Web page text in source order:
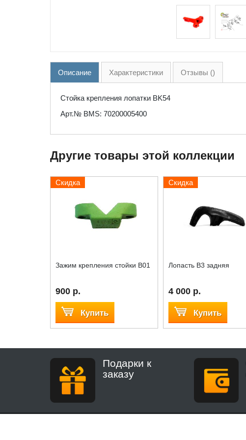
Описание Характеристики Отзывы ()
Стойка крепления лопатки BK54
Арт.№ BMS: 70200005400
Другие товары этой коллекции
Скидка
Зажим крепления стойки B01
900 р.
Купить
Скидка
Лопасть B3 задняя
4 000 р.
Купить
Подарки к
заказу